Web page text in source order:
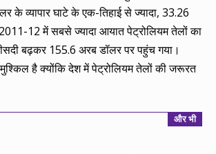
के व्यापार घाटे के एक-तिहाई से ज्यादा, 33.26
2011-12 में सबसे ज्यादा आयात पेट्रोलियम तेलों का
बढ़कर 155.6 अरब डॉलर पर पहुंच गया।
है क्योंकि देश में पेट्रोलियम तेलों की जरूरत
और भी